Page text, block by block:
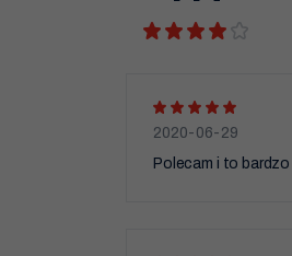
2020-06-29
Polecam i to bardzo